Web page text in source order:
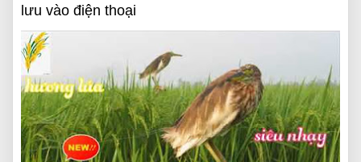
lưu vào điện thoại